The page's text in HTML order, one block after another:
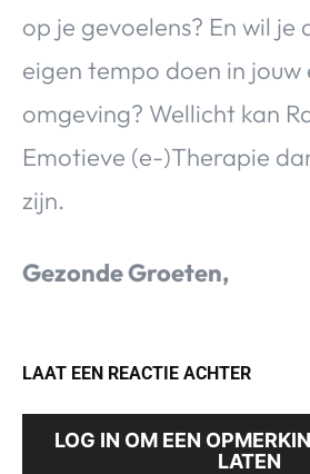
op je gevoelens? En wil je
eigen tempo doen in jouw
omgeving? Wellicht kan
Emotieve (e-)Therapie
zijn.
Gezonde Groeten,
LAAT EEN REACTIE ACHTER
LOG IN OM EEN
LATEN